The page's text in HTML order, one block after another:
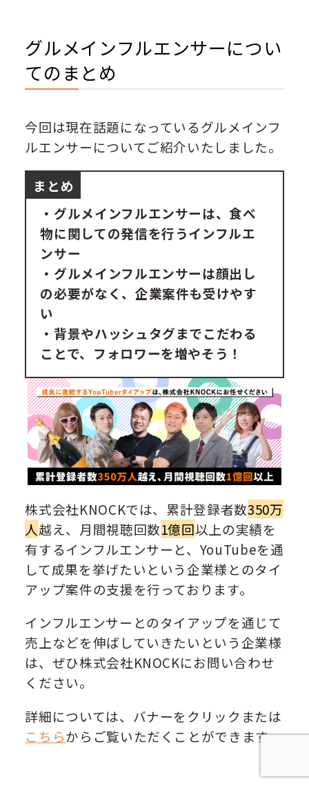
グルメインフルエンサーについ
てのまとめ
今回は現在話題になっているグルメインフ
ルエンサーについてご紹介いたしました。
まとめ
・グルメインフルエンサーは、食べ
物に関しての発信を行うインフルエ
ンサー
・グルメインフルエンサーは顔出し
の必要がなく、企業案件も受けやす
い
・背景やハッシュタグまでこだわる
ことで、フォロワーを増やそう！
株式会社KNOCKでは、累計登録者数350万
人越え、月間視聴回数1億回以上の実績を
有するインフルエンサーと、YouTubeを通
して成果を挙げたいという企業様とのタイ
アップ案件の支援を行っております。
インフルエンサーとのタイアップを通じて
売上などを伸ばしていきたいという企業様
は、ぜひ株式会社KNOCKにお問い合わせ
ください。
詳細については、バナーをクリックまたは
こちらからご覧いただくことができます。